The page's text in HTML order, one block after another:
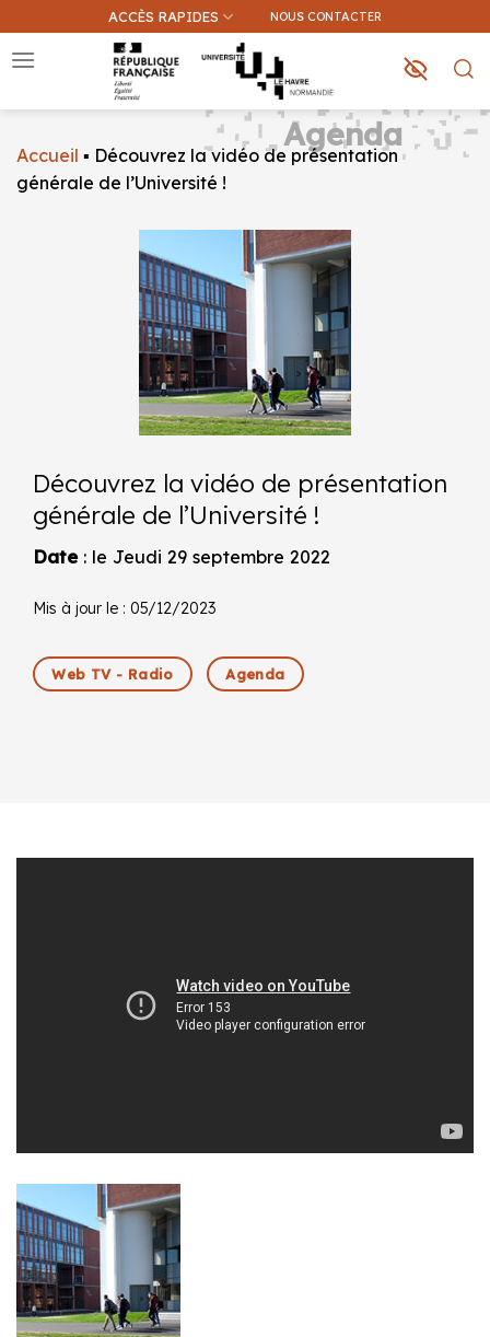
au
contenu
ACCÈS RAPIDES NOUS CONTACTER
Que recherchez-vous ?
Une formation
Accueil ▪ Découvrez la vidéo de présentation
générale de l’Université !
Découvrez la vidéo de présentation
générale de l’Université !
Date: le Jeudi 29 septembre 2022
Mis à jour le : 05/12/2023
Web TV - Radio Agenda
Agenda